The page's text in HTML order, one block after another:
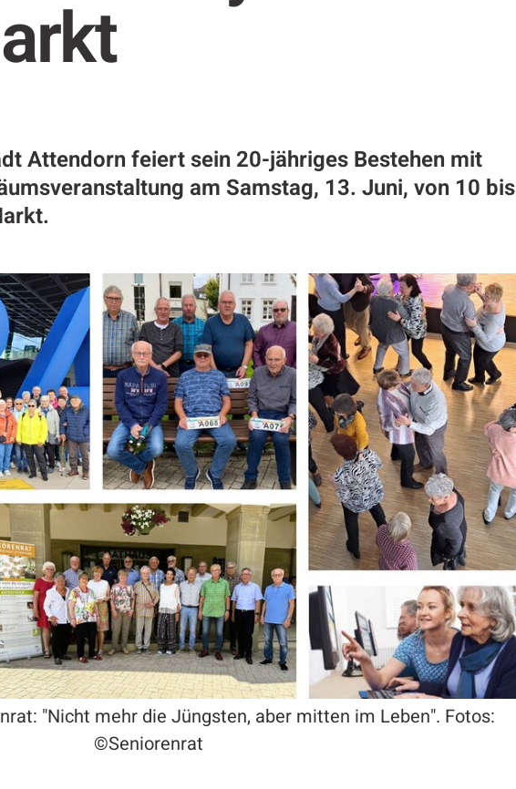
Attendorn feiert sein 20-jähriges Bestehen mit
am Samstag, 13. Juni, von 10 bis
"Nicht mehr die Jüngsten, aber mitten im Leben". Fotos:
©Seniorenrat